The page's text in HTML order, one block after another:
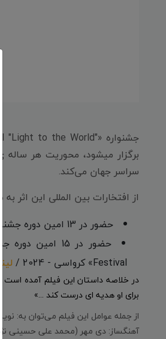
برگزار میشود، محوریت هر ساله
سراسر جهان می‌کند.
از افتخارات بین المللی این اثر به
حضور در 13 امین دوره جشنواره بین المللی «Tracce cinematografiche Film Fest» ایتالیا - 2024 /
Festival» کرواسی - 2024 /
در خلاصه داستان این فیلم آمده است
برای او هدیه ای درست کند ...»
از جمله عوامل این فیلم می‌توان به:
آهنگساز: دی مهر (محمد علی حسینی